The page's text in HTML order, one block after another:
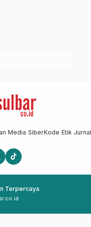
Media SiberKode Etik
Terpercaya